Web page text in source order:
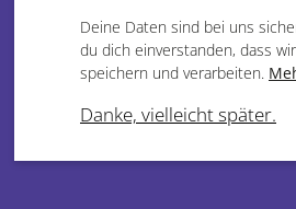
Deine Daten sind bei uns
du dich einverstanden, dass
speichern und verarbeiten.
Danke, vielleicht später.